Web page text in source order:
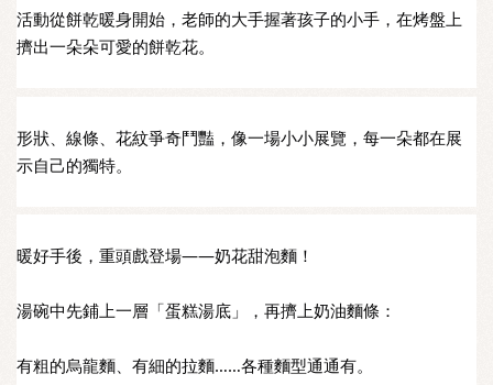
活動從餅乾暖身開始，老師的大手握著孩子的小手，在烤盤上
擠出一朵朵可愛的餅乾花。
形狀、線條、花紋爭奇鬥豔，像一場小小展覽，每一朵都在展
示自己的獨特。
暖好手後，重頭戲登場——奶花甜泡麵！
湯碗中先鋪上一層「蛋糕湯底」，再擠上奶油麵條：
有粗的烏龍麵、有細的拉麵……各種麵型通通有。